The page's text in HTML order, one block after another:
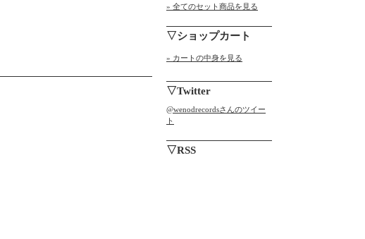
» 全てのセット商品を見る
▽ショップカート
» カートの中身を見る
▽Twitter
@wenodrecordsさんのツイー
ト
▽RSS